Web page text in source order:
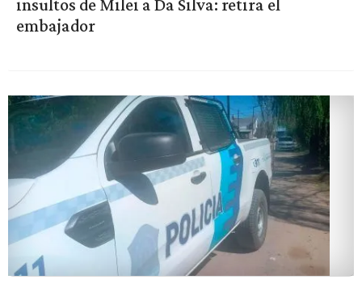
insultos de Milei a Da Silva: retira el
embajador